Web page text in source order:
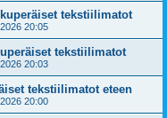
tekstiilimatot
20:05
tekstiilimatot
20:03
tekstiilimatot eteen
20:00